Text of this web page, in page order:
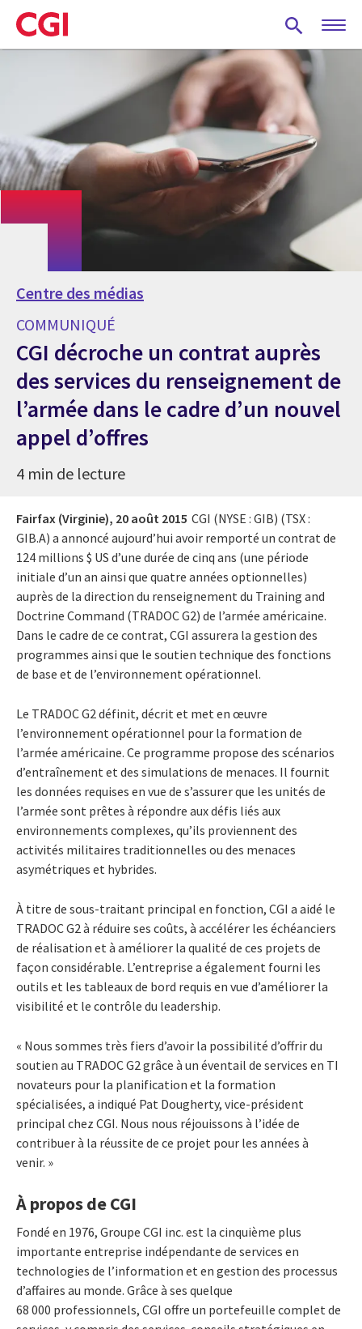
Skip
to
main
Centre des médias
COMMUNIQUÉ
CGI décroche un contrat auprès
des services du renseignement de
l’armée dans le cadre d’un nouvel
appel d’offres
4 min de lecture
Fairfax (Virginie), 20 août 2015 CGI (NYSE : GIB) (TSX :
GIB.A) a annoncé aujourd’hui avoir remporté un contrat de
124 millions $ US d’une durée de cinq ans (une période
initiale d’un an ainsi que quatre années optionnelles)
auprès de la direction du renseignement du Training and
Doctrine Command (TRADOC G2) de l’armée américaine.
Dans le cadre de ce contrat, CGI assurera la gestion des
programmes ainsi que le soutien technique des fonctions
de base et de l’environnement opérationnel.
Le TRADOC G2 définit, décrit et met en œuvre
l’environnement opérationnel pour la formation de
l’armée américaine. Ce programme propose des scénarios
d’entraînement et des simulations de menaces. Il fournit
les données requises en vue de s’assurer que les unités de
l’armée sont prêtes à répondre aux défis liés aux
environnements complexes, qu’ils proviennent des
activités militaires traditionnelles ou des menaces
asymétriques et hybrides.
À titre de sous-traitant principal en fonction, CGI a aidé le
TRADOC G2 à réduire ses coûts, à accélérer les échéanciers
de réalisation et à améliorer la qualité de ces projets de
façon considérable. L’entreprise a également fourni les
outils et les tableaux de bord requis en vue d’améliorer la
visibilité et le contrôle du leadership.
« Nous sommes très fiers d’avoir la possibilité d’offrir du
soutien au TRADOC G2 grâce à un éventail de services en TI
novateurs pour la planification et la formation
spécialisées, a indiqué Pat Dougherty, vice-président
principal chez CGI. Nous nous réjouissons à l’idée de
contribuer à la réussite de ce projet pour les années à
venir. »
À propos de CGI
Fondé en 1976, Groupe CGI inc. est la cinquième plus
importante entreprise indépendante de services en
technologies de l’information et en gestion des processus
d’affaires au monde. Grâce à ses quelque
68 000 professionnels, CGI offre un portefeuille complet de